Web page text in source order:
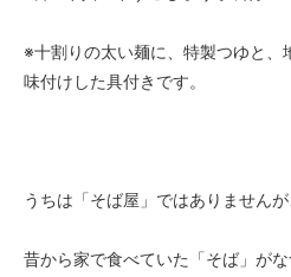
※十割りの太い麺に、特製つゆと、
味付けした具付きです。
うちは「そば屋」ではありませんが
昔から家で食べていた「そば」が